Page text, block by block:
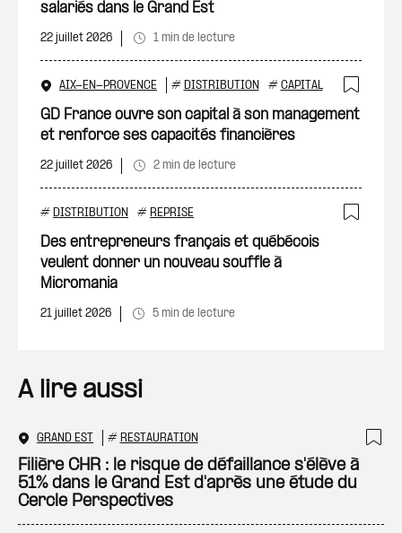
salariés dans le Grand Est
22 juillet 2026 1 min de lecture
AIX-EN-PROVENCE # DISTRIBUTION # CAPITAL
GD France ouvre son capital à son management
et renforce ses capacités financières
22 juillet 2026 2 min de lecture
# DISTRIBUTION # REPRISE
Des entrepreneurs français et québécois
veulent donner un nouveau souffle à
Micromania
21 juillet 2026 5 min de lecture
A lire aussi
GRAND EST # RESTAURATION
Filière CHR : le risque de défaillance s'élève à
51% dans le Grand Est d'après une étude du
Cercle Perspectives